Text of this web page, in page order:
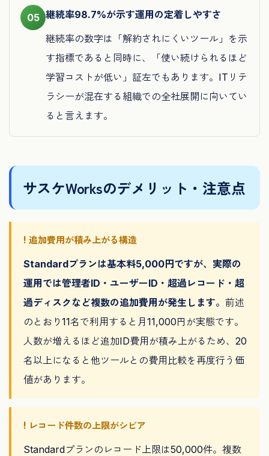
05 継続率98.7%が示す運用の定着しやすさ
継続率の数字は「解約されにくいツール」を示
す指標であると同時に、「使い続けられるほど
学習コストが低い」証左でもあります。ITリテ
ラシーが混在する組織での全社展開に向いてい
ると言えます。
サスケWorksのデメリット・注意点
! 追加費用が積み上がる構造
Standardプランは基本料5,000円ですが、実際の
運用では管理者ID・ユーザーID・超過レコード・超
過ディスクなど複数の追加費用が発生します。 前述
のとおり11名で利用すると月11,000円が実態です。
人数が増えるほど追加ID費用が積み上がるため、20
名以上になると他ツールとの費用比較を再度行う価
値があります。
! レコード件数の上限がシビア
Standardプランのレコード上限は50,000件。複数